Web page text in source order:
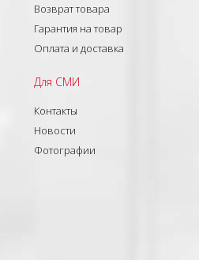
Возврат товара
Гарантия на товар
Оплата и доставка
Для СМИ
Контакты
Новости
Фотографии